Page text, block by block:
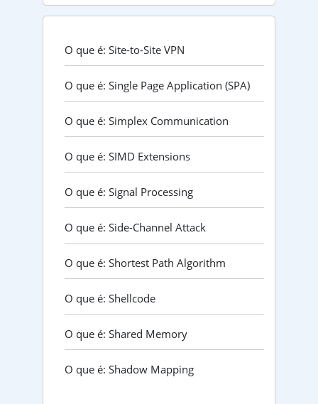
O que é: Site-to-Site VPN
O que é: Single Page Application (SPA)
O que é: Simplex Communication
O que é: SIMD Extensions
O que é: Signal Processing
O que é: Side-Channel Attack
O que é: Shortest Path Algorithm
O que é: Shellcode
O que é: Shared Memory
O que é: Shadow Mapping